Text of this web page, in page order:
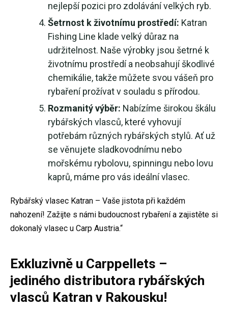
nejlepší pozici pro zdolávání velkých ryb.
Šetrnost k životnímu prostředí: Katran
Fishing Line klade velký důraz na
udržitelnost. Naše výrobky jsou šetrné k
životnímu prostředí a neobsahují škodlivé
chemikálie, takže můžete svou vášeň pro
rybaření prožívat v souladu s přírodou.
Rozmanitý výběr: Nabízíme širokou škálu
rybářských vlasců, které vyhovují
potřebám různých rybářských stylů. Ať už
se věnujete sladkovodnímu nebo
mořskému rybolovu, spinningu nebo lovu
kaprů, máme pro vás ideální vlasec.
Rybářský vlasec Katran – Vaše jistota při každém
nahození! Zažijte s námi budoucnost rybaření a zajistěte si
dokonalý vlasec u Carp Austria.“
Exkluzivně u Carppellets –
jediného distributora rybářských
vlasců Katran v Rakousku!